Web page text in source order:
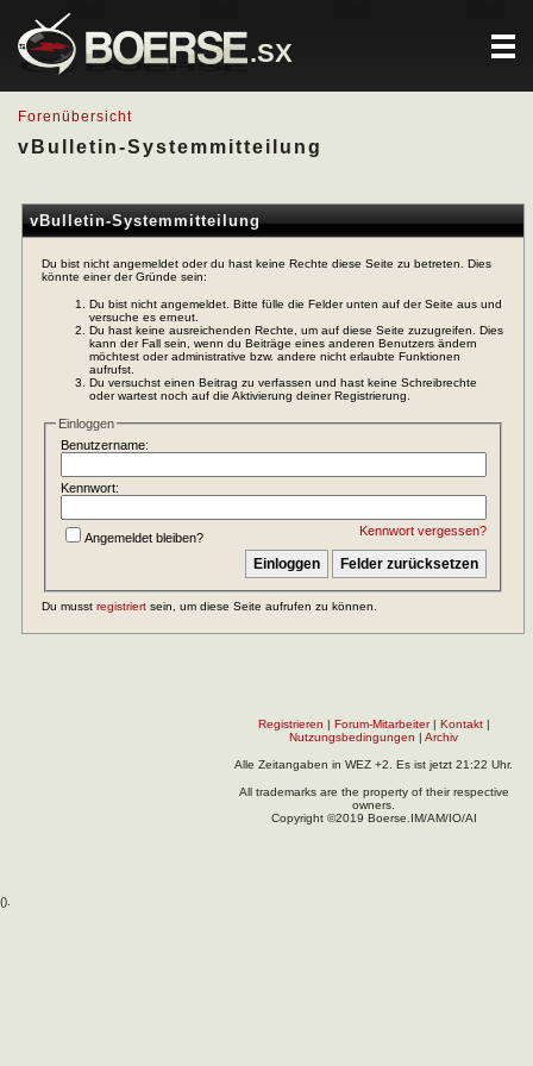
.SX
Forenübersicht
vBulletin-Systemmitteilung
vBulletin-Systemmitteilung
Du bist nicht angemeldet oder du hast keine Rechte diese Seite zu betreten. Dies
könnte einer der Gründe sein:
Du bist nicht angemeldet. Bitte fülle die Felder unten auf der Seite aus und
versuche es erneut.
Du hast keine ausreichenden Rechte, um auf diese Seite zuzugreifen. Dies
kann der Fall sein, wenn du Beiträge eines anderen Benutzers ändern
möchtest oder administrative bzw. andere nicht erlaubte Funktionen
aufrufst.
Du versuchst einen Beitrag zu verfassen und hast keine Schreibrechte
oder wartest noch auf die Aktivierung deiner Registrierung.
Einloggen
Benutzername:
Kennwort:
Kennwort vergessen?
Angemeldet bleiben?
Du musst registriert sein, um diese Seite aufrufen zu können.
Registrieren | Forum-Mitarbeiter| Kontakt|
Nutzungsbedingungen | Archiv
Alle Zeitangaben in WEZ +2. Es ist jetzt 21:22 Uhr.
All trademarks are the property of their respective
owners.
Copyright ©2019 Boerse.IM/AM/IO/AI
().